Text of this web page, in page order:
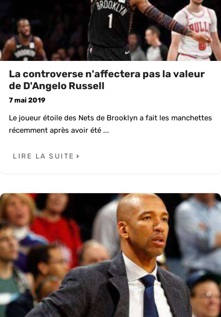
La controverse n'affectera pas la valeur
de D'Angelo Russell
7 mai 2019
Le joueur étoile des Nets de Brooklyn a fait les manchettes
récemment après avoir été ...
LIRE LA SUITE